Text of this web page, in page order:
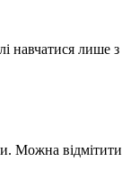
навчатися лише
відмітити: